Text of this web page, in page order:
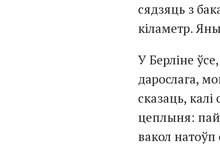
сядзяць з
кіламетр.
У Берліне
дарослага,
сказаць,
цеплыня:
вакол натоўп